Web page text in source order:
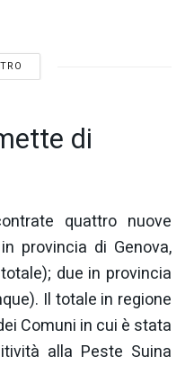
di
quattro nuove
provincia di Genova,
due in provincia
Il totale in regione
Comuni in cui è stata
alla Peste Suina